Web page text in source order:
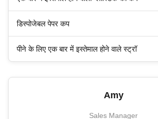
डिस्पोजेबल पेपर कप
पीने के लिए एक बार में इस्तेमाल होने वाले स्ट्रॉ
Amy
Sales Manager